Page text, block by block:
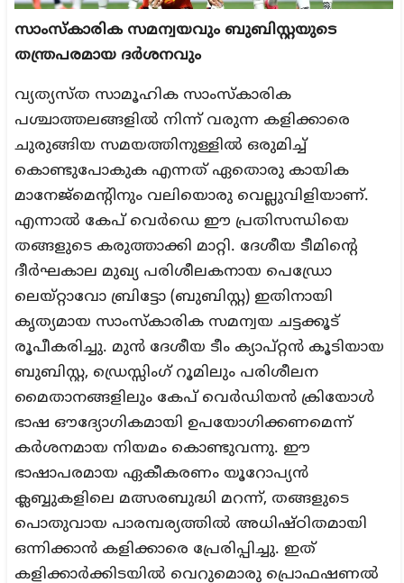
സാംസ്കാരിക സമന്വയവും ബുബിസ്റ്റയുടെ
തന്ത്രപരമായ ദർശനവും
വ്യത്യസ്ത സാമൂഹിക സാംസ്കാരിക
പശ്ചാത്തലങ്ങളിൽ നിന്ന് വരുന്ന കളിക്കാരെ
ചുരുങ്ങിയ സമയത്തിനുള്ളിൽ ഒരുമിച്ച്
കൊണ്ടുപോകുക എന്നത് ഏതൊരു കായിക
മാനേജ്മെന്റിനും വലിയൊരു വെല്ലുവിളിയാണ്.
എന്നാൽ കേപ് വെർഡെ ഈ പ്രതിസന്ധിയെ
തങ്ങളുടെ കരുത്താക്കി മാറ്റി. ദേശീയ ടീമിന്റെ
ദീർഘകാല മുഖ്യ പരിശീലകനായ പെഡ്രോ
ലെയ്റ്റാവോ ബ്രിട്ടോ (ബുബിസ്റ്റ) ഇതിനായി
കൃത്യമായ സാംസ്കാരിക സമന്വയ ചട്ടക്കൂട്
രൂപീകരിച്ചു. മുൻ ദേശീയ ടീം ക്യാപ്റ്റൻ കൂടിയായ
ബുബിസ്റ്റ, ഡ്രെസ്സിംഗ് റൂമിലും പരിശീലന
മൈതാനങ്ങളിലും കേപ് വെർഡിയൻ ക്രിയോൾ
ഭാഷ ഔദ്യോഗികമായി ഉപയോഗിക്കണമെന്ന്
കർശനമായ നിയമം കൊണ്ടുവന്നു. ഈ
ഭാഷാപരമായ ഏകീകരണം യൂറോപ്യൻ
ക്ലബ്ബുകളിലെ മത്സരബുദ്ധി മറന്ന്, തങ്ങളുടെ
പൊതുവായ പാരമ്പര്യത്തിൽ അധിഷ്ഠിതമായി
ഒന്നിക്കാൻ കളിക്കാരെ പ്രേരിപ്പിച്ചു. ഇത്
കളിക്കാർക്കിടയിൽ വെറുമൊരു പ്രൊഫഷണൽ